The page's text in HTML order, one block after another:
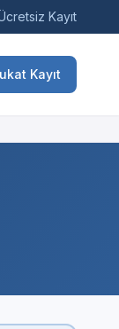
Kayıt
Kayıt